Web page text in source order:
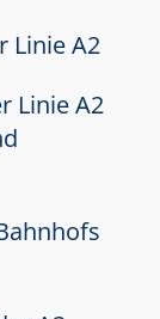
Linie A2
Linie A2